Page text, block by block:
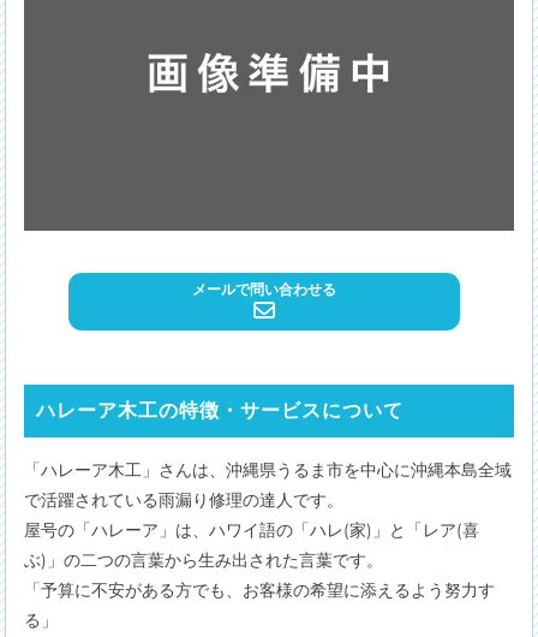
メールで問い合わせる
ハレーア木工の特徴・サービスについて
「ハレーア木工」さんは、沖縄県うるま市を中心に沖縄本島全域
で活躍されている雨漏り修理の達人です。
屋号の「ハレーア」は、ハワイ語の「ハレ(家)」と「レア(喜
ぶ)」の二つの言葉から生み出された言葉です。
「予算に不安がある方でも、お客様の希望に添えるよう努力す
る」